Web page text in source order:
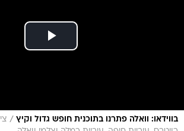
בווידאו: וואלה פתרנו בתוכנית חופש גדול וקיץ /